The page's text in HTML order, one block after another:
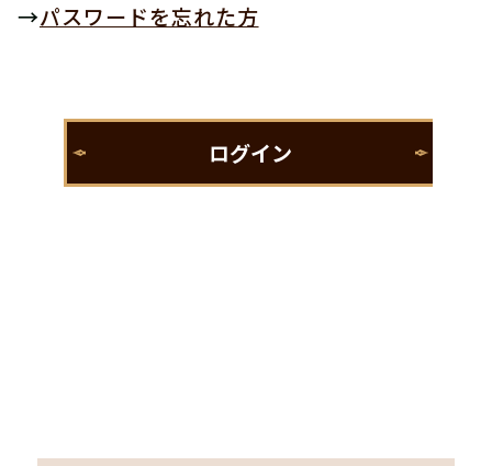
→パスワードを忘れた方